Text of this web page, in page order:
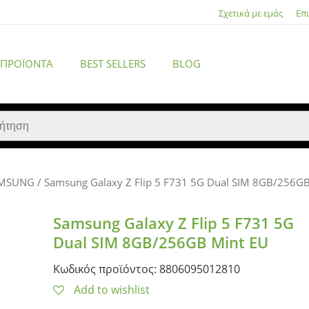
Σχετικά με εμάς
BEST SELLERS BLOG
ACCESSORIES
/ Samsung Galaxy Z Flip 5 F731 5G Dual SIM 8GB/
Samsung Galaxy Z Flip 5 F731 5G
Dual SIM 8GB/256GB Mint EU
Κωδικός προϊόντος: 8806095012810
Add to wishlist